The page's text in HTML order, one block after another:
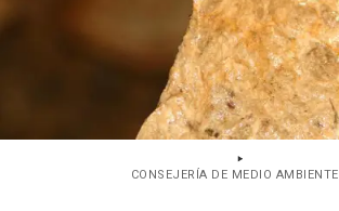
CONSEJERÍA DE MEDIO AMBIENTE